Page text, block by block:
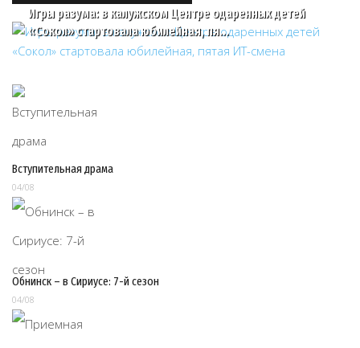
Игры разума: в калужском Центре одаренных детей
«Сокол» стартовала юбилейная, пя…
Вступительная драма
04/08
Обнинск – в Сириусе: 7-й сезон
04/08